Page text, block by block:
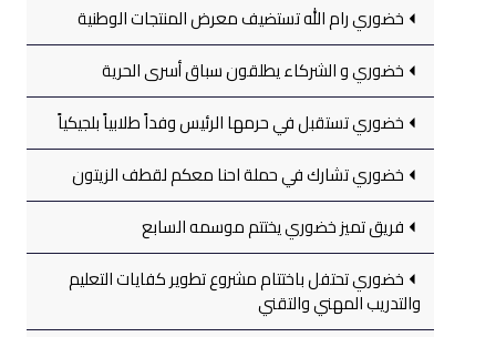
خضوري رام الله تستضيف معرض المنتجات الوطنية
خضوري و الشركاء يطلقون سباق أسرى الحرية
خضوري تستقبل في حرمها الرئيس وفداً طلابياً بلجيكياً
خضوري تشارك في حملة احنا معكم لقطف الزيتون
فريق تميز خضوري يختتم موسمه السابع
خضوري تحتفل باختتام مشروع تطوير كفايات التعليم
والتدريب المهني والتقني